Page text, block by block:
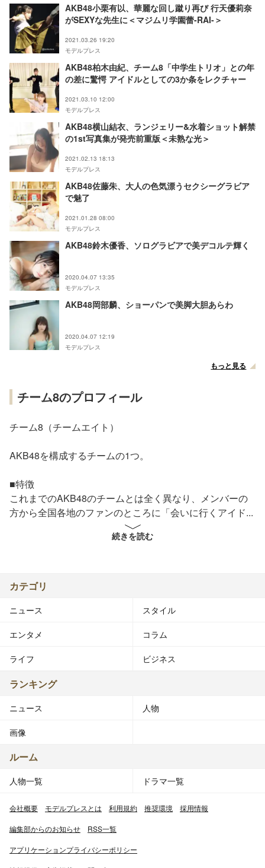
AKB48小栗有以、華麗な回し蹴り再び 行天優莉奈
がSEXYな先生に＜マジムリ学園蕾-RAI-＞
2021.03.26 19:20
モデルプレス
AKB48柏木由紀、チーム8「中学生トリオ」との年
の差に驚愕 アイドルとしての3か条をレクチャー
2021.03.10 12:00
モデルプレス
AKB48横山結衣、ランジェリー&水着ショット解禁
の1st写真集が発売前重版＜未熟な光＞
2021.02.13 18:13
モデルプレス
AKB48佐藤朱、大人の色気漂うセクシーグラビア
で魅了
2021.01.28 08:00
モデルプレス
AKB48鈴木優香、ソログラビアで美デコルテ輝く
2020.04.07 13:35
モデルプレス
AKB48岡部麟、ショーパンで美脚大胆あらわ
2020.04.07 12:19
モデルプレス
もっと見る
チーム8のプロフィール
チーム8（チームエイト）
AKB48を構成するチームの1つ。
■特徴
これまでのAKB48のチームとは全く異なり、メンバーの
方から全国各地のファンのところに「会いに行くアイド
と同様に日常、劇場公演を行うチームとしての構想であっ
メンバーは47名。全国で一斉に開催されるオーディショ
8のメンバーが決定した。また、卒業（活動辞退）による
欠員が発生した場合にも、欠員補充のオーディションが行
チームを企業がサポートすることは初めての試みとなる。
AKB48公式サイトのメンバー一覧ページでは、チーム8は
た。また、Team8のロゴマークはAKB48のグループカラ
としている。
バー毎の名前と都道府県がプリントされているもの）」と
続きを読む
カテゴリ
ニュース スタイル
エンタメ コラム
ライフ ビジネス
ランキング
ニュース 人物
画像
ルーム
人物一覧 ドラマ一覧
会社概要 モデルプレスとは 利用規約 推奨環境 採用情報
編集部からのお知らせ RSS一覧
アプリケーションプライバシーポリシー